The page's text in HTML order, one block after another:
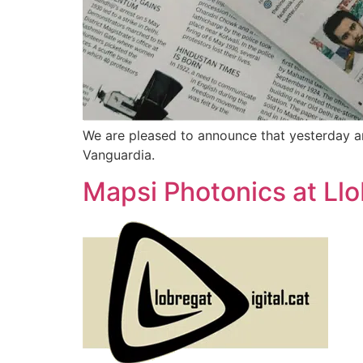
We are pleased to announce that yesterday
Vanguardia.
Mapsi Photonics at